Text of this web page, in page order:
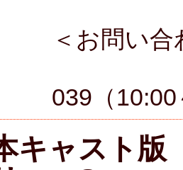
＜お問い
039（
キャスト版